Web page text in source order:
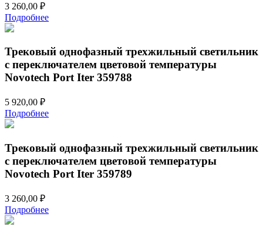
3 260,00 ₽
Подробнее
Трековый однофазный трехжильный светильник
с переключателем цветовой температуры
Novotech Port Iter 359788
5 920,00 ₽
Подробнее
Трековый однофазный трехжильный светильник
с переключателем цветовой температуры
Novotech Port Iter 359789
3 260,00 ₽
Подробнее